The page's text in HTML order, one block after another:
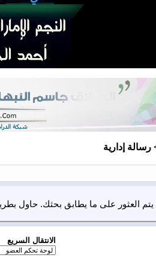
رسالة إدارية
يتم العثور على ما يطابق بحثك. حاول
الانتقال السريع